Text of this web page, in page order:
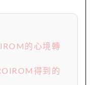
的心境轉
得到的